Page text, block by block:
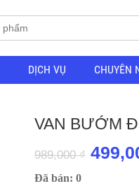
DỊCH VỤ CHUYÊN
VAN BƯỚM
989,000₫ Giá
Đã bán: 0